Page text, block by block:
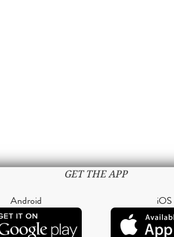
GET THE APP
Android iOS